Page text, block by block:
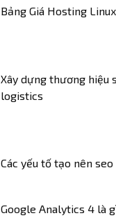
Bảng Giá Hosting
Xây dựng thương hiệu
logistics
Các yếu tố tạo nên
Google Analytics 4 là